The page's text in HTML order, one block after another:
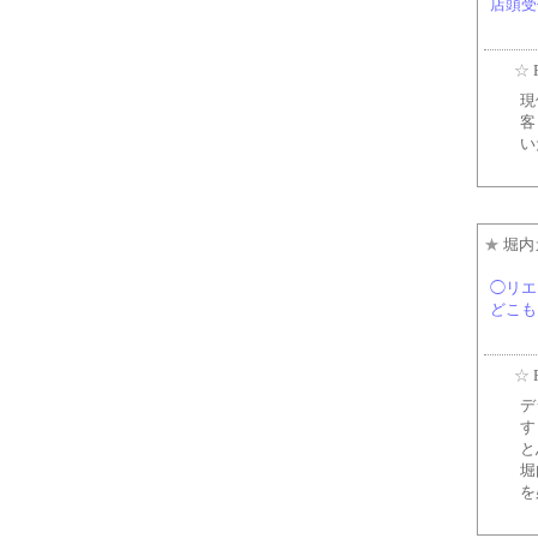
店頭
☆
★ 堀内
◯リエ
どこ
☆